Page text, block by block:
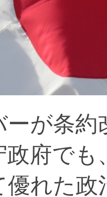
ーが条
政府で
優れた